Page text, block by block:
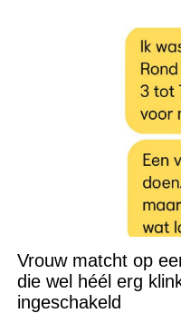
Vrouw matcht op
die wel héél erg
ingeschakeld